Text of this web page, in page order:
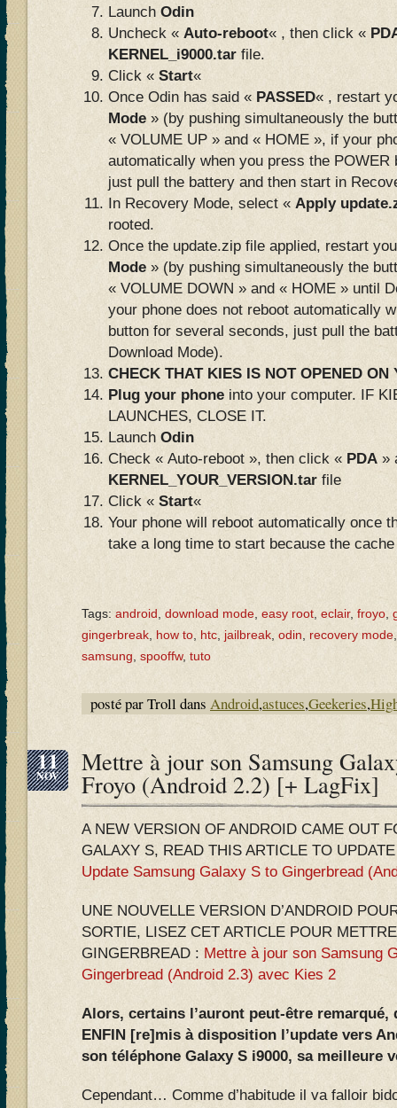
Launch Odin
Uncheck « Auto-reboot« , then click «
KERNEL_i9000.tar file.
Click « Start«
Once Odin has said « PASSED« , restart
Mode » (by pushing simultaneously the
« VOLUME UP » and « HOME », if your
automatically when you press the
just pull the battery and then start in
In Recovery Mode, select « Apply
rooted.
Once the update.zip file applied, restart
Mode » (by pushing simultaneously the
« VOLUME DOWN » and « HOME » until
your phone does not reboot automatically
button for several seconds, just pull the
Download Mode).
CHECK THAT KIES IS NOT OPENED ON
Plug your phone into your computer. IF
LAUNCHES, CLOSE IT.
Launch Odin
Check « Auto-reboot », then click « PDA »
KERNEL_YOUR_VERSION.tar file
Click « Start«
Your phone will reboot automatically once
take a long time to start because the
Tags: android download mode easy root eclair, froyo
gingerbreak how to htc jailbreak odin recovery mode
samsung spooffw, tuto
posté par Troll dans Android,astuces,Geekeries,
11
NOV Mettre à jour son Samsung
Froyo (Android 2.2) [+ LagFix]
A NEW VERSION OF ANDROID CAME OUT
GALAXY S, READ THIS ARTICLE TO
Update Samsung Galaxy S to Gingerbread
UNE NOUVELLE VERSION D’ANDROID
SORTIE, LISEZ CET ARTICLE POUR
GINGERBREAD : Mettre à jour son Samsung
Gingerbread (Android 2.3) avec Kies 2
Alors, certains l’auront peut-être remarqué,
ENFIN [re]mis à disposition l’update vers
son téléphone Galaxy S i9000, sa meilleure
Cependant… Comme d’habitude il va falloir